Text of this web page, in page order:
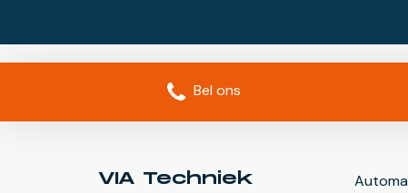
Bel ons
VIA Techniek